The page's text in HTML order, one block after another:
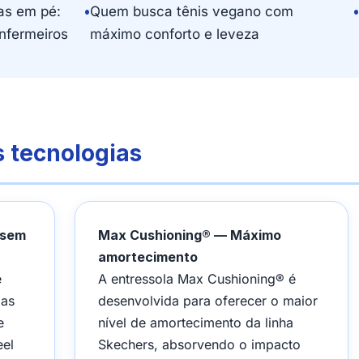
em pé:
•Quem busca tênis vegano com
máximo conforto e leveza
•
tecnologias
Max Cushioning® — Máximo
amortecimento
A entressola Max Cushioning® é
desenvolvida para oferecer o maior
nível de amortecimento da linha
Skechers, absorvendo o impacto